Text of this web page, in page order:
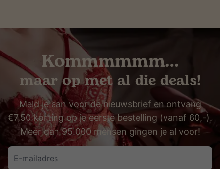
Kommmmmm…
maar op met al die deals!
Meld je aan voor de nieuwsbrief en ontvang
€7,50 korting op je eerste bestelling (vanaf 60,-).
Meer dan 95.000 mensen gingen je al voor!